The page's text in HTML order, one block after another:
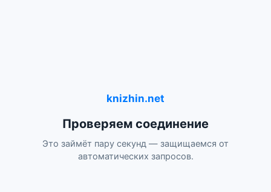
knizhin.net
Проверяем соединение
Это займёт пару секунд — защищаемся от
автоматических запросов.